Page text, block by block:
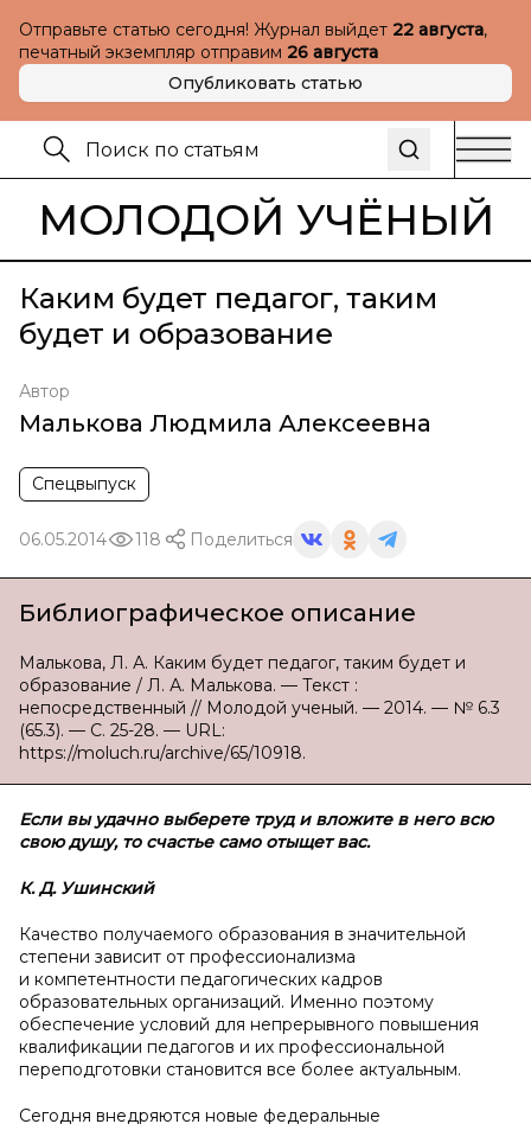
Отправьте статью сегодня! Журнал выйдет 22 августа,
печатный экземпляр отправим 26 августа
Опубликовать статью
МОЛОДОЙ УЧЁНЫЙ
Каким будет педагог, таким
будет и образование
Автор
Малькова Людмила Алексеевна
Спецвыпуск
06.05.2014 118 Поделиться
Библиографическое описание
Малькова, Л. А. Каким будет педагог, таким будет и
образование / Л. А. Малькова. — Текст :
непосредственный // Молодой ученый. — 2014. — № 6.3
(65.3). — С. 25-28. — URL:
https://moluch.ru/archive/65/10918.
Если вы удачно выберете труд и вложите в него всю
свою душу, то счастье само отыщет вас.
К. Д. Ушинский
Качество получаемого образования в значительной
степени зависит от профессионализма
и компетентности педагогических кадров
образовательных организаций. Именно поэтому
обеспечение условий для непрерывного повышения
квалификации педагогов и их профессиональной
переподготовки становится все более актуальным.
Сегодня внедряются новые федеральные